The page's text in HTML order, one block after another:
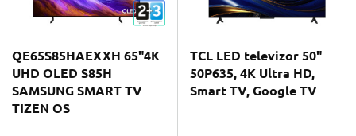
QE65S85HAEXXH 65"4K
UHD OLED S85H
SAMSUNG SMART TV
TIZEN OS
TCL LED televizor 50"
50P635, 4K Ultra HD,
Smart TV, Google TV